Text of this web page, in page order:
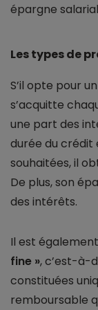
épargne
Les types de
S’il opte pour
s’acquitte
une part des
durée du crédit
souhaitées, il
De plus, son
des intérêts.
Il est
fine », c’est-à-
constituées
remboursable